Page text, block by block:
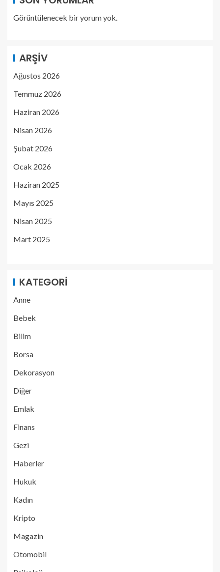
Görüntülenecek bir yorum yok.
ARŞIV
Ağustos 2026
Temmuz 2026
Haziran 2026
Nisan 2026
Şubat 2026
Ocak 2026
Haziran 2025
Mayıs 2025
Nisan 2025
Mart 2025
KATEGORI
Anne
Bebek
Bilim
Borsa
Dekorasyon
Diğer
Emlak
Finans
Gezi
Haberler
Hukuk
Kadın
Kripto
Magazin
Otomobil